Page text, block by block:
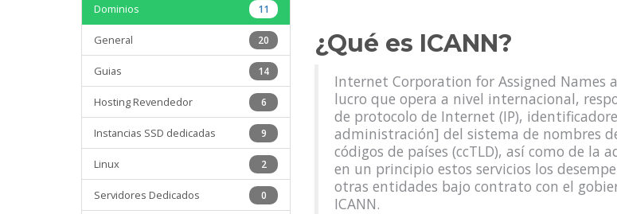
11
Dominios
20
General
14
Guias
6
Hosting Revendedor
9
Instancias SSD dedicadas
2
Linux
0
Servidores Dedicados
¿Qué es ICANN?
Internet Corporation for Assigned Names
lucro que opera a nivel internacional,
de protocolo de Internet (IP),
administración] del sistema de nombres
códigos de países (ccTLD), así como de
en un principio estos servicios los
otras entidades bajo contrato con el
ICANN.